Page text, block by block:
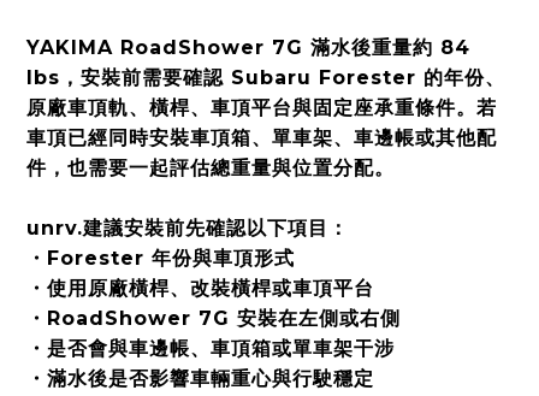
YAKIMA RoadShower 7G 滿水後重量約 84
lbs，安裝前需要確認 Subaru Forester 的年份、
原廠車頂軌、橫桿、車頂平台與固定座承重條件。若
車頂已經同時安裝車頂箱、單車架、車邊帳或其他配
件，也需要一起評估總重量與位置分配。
unrv.建議安裝前先確認以下項目：
・Forester 年份與車頂形式
・使用原廠橫桿、改裝橫桿或車頂平台
・RoadShower 7G 安裝在左側或右側
・是否會與車邊帳、車頂箱或單車架干涉
・滿水後是否影響車輛重心與行駛穩定